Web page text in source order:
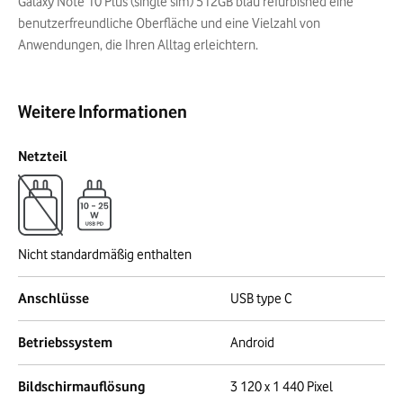
benutzerfreundliche Oberfläche und eine Vielzahl von
Anwendungen, die Ihren Alltag erleichtern.
Weitere Informationen
Netzteil
Nicht standardmäßig enthalten
Anschlüsse USB type C
Betriebssystem Android
Bildschirmauflösung 3 120 x 1 440 Pixel